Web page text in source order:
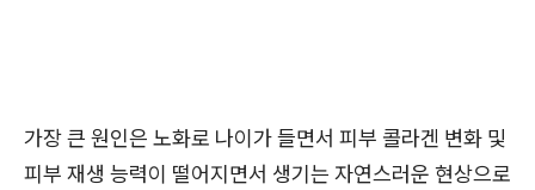
가장 큰 원인은 노화로 나이가 들면서 피부 콜라겐 변화 및
피부 재생 능력이 떨어지면서 생기는 자연스러운 현상으로